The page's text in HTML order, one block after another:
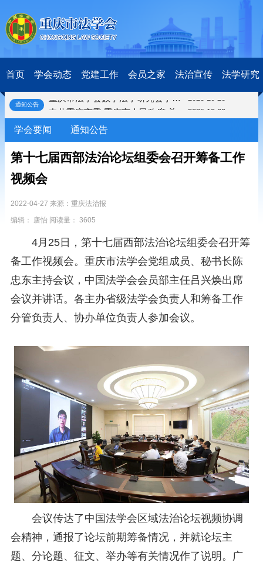
首页 学会动态 党建工作 会员之家 法治宣传 法学研究
通知公告
关于开展第十一届“全国杰出青年法学家”评选表彰活动的通知 2026-03-18
研究阐释党的二十届四中全会和中央全面依法治国工作会议精神专项课题立项公示公告 2026-02-28
第七届“中国—东盟法治论坛”11月20日至22日在渝举办2025-11-18
重庆市法学会数字法学研究会学术年会拟于11月14日召开
2025-10-09
第二十届西部法治论坛暨法治宁夏论坛拟获奖论文公示 2025-09-07
征稿启事 2025-08-28
会议预告 | 中国法学会法学期刊研究会2025年年会将在重庆召开 2025-03-12
关于开展第十一届“全国杰出青年法学家”评选表彰活动的通知 2026-03-18
研究阐释党的二十届四中全会和中央全面依法治国工作会议精神专项课题立项公示公告 2026-02-28
关于研究阐释党的二十届四中全会和中央全面依法治国工作会议精神专项课题申报工作的通知 2025-12-07
第七届“中国—东盟法治论坛”11月20日至22日在渝举办 2025-11-18
重庆市法学会数字法学研究会学术年会拟于11月14日召开 2025-10-28
中共重庆市委 重庆市人民政府 关于深入开展向“时代楷模”重庆检察未成年人保护工作团队代表学习活动的决定 2025-10-09
关于学习运用普法专栏节目《说法》的通知
第二十届西部法治论坛暨法治宁夏论坛拟获奖论文公示
征稿启事 2025-08-28
中国法学会2025年度部级法学研究课题立项公告 2025-07-20
中国法学会2025年度部级法学研究课题立项公示公告 2025-07-08
重庆市法学会第五期法学研究立项课题名单公布 2025-05-20
关于开展“2025年青年普法志愿者法治文化基层行”活动的通知 2025-04-22
会议预告 | 中国法学会法学期刊研究会2025年年会将在重庆召开 2025-03-12
学会要闻 通知公告
第十七届西部法治论坛组委会召开筹备工作
视频会
2022-04-27 来源：重庆法治报
编辑： 唐怡 阅读量： 3605
4月25日，第十七届西部法治论坛组委会召开筹
备工作视频会。重庆市法学会党组成员、秘书长陈
忠东主持会议，中国法学会会员部主任吕兴焕出席
会议并讲话。各主办省级法学会负责人和筹备工作
分管负责人、协办单位负责人参加会议。
会议传达了中国法学会区域法治论坛视频协调
会精神，通报了论坛前期筹备情况，并就论坛主
题、分论题、征文、举办等有关情况作了说明。广